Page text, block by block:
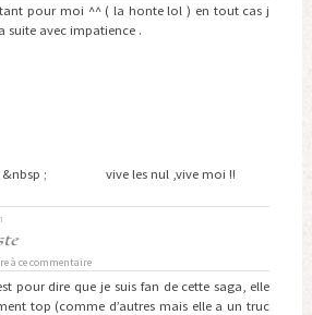
pour moi ^^ ( la honte lol ) en tout cas j
suite avec impatience .
; vive les nul ,vive moi !!
à ce commentaire
pour dire que je suis fan de cette saga, elle
top (comme d’autres mais elle a un truc